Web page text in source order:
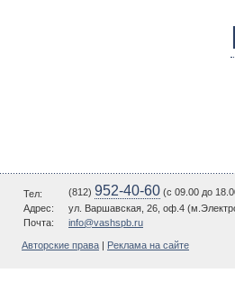
Тел: (812) 952-40-60 (c 09.00 до
Адрес:
ул. Варшавская, 26, оф.4
Почта:
info@vashspb.ru
Авторские права Реклама на сайте